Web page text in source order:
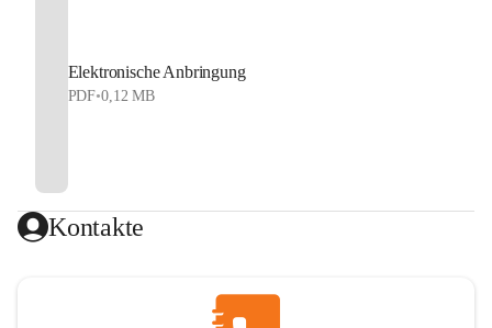
Elektronische Anbringung
PDF•0,12 MB
Kontakte